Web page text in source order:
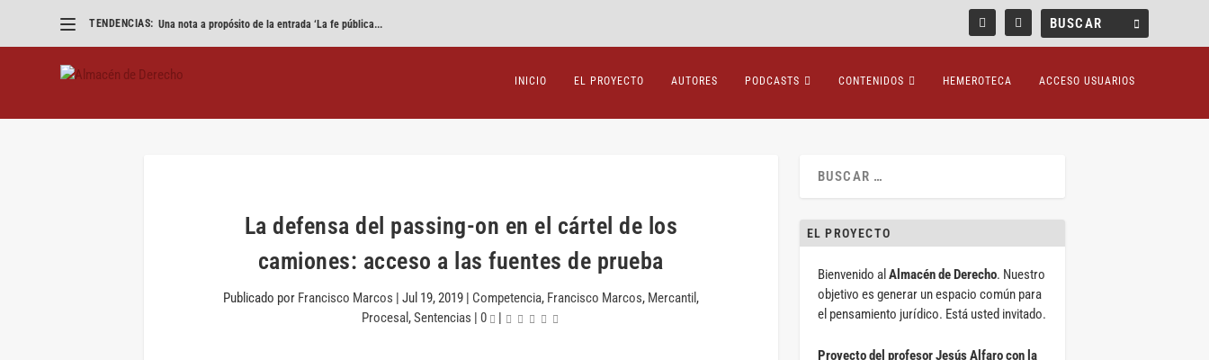
TENDENCIAS: Una nota a propósito de la entrada ‘La fe pública...
INICIO EL PROYECTO AUTORES PODCASTS CONTENIDOS HEMEROTECA ACCESO USUARIOS
La defensa del passing-on en el cártel de los
camiones: acceso a las fuentes de prueba
Publicado por Francisco Marcos | Jul 19, 2019| Competencia, Francisco Marcos, Mercantil ,
Procesal ,Sentencias | 0 |
EL PROYECTO
Bienvenido al Almacén de Derecho. Nuestro
objetivo es generar un espacio común para
el pensamiento jurídico. Está usted invitado.
Proyecto del profesor Jesús Alfaro con la